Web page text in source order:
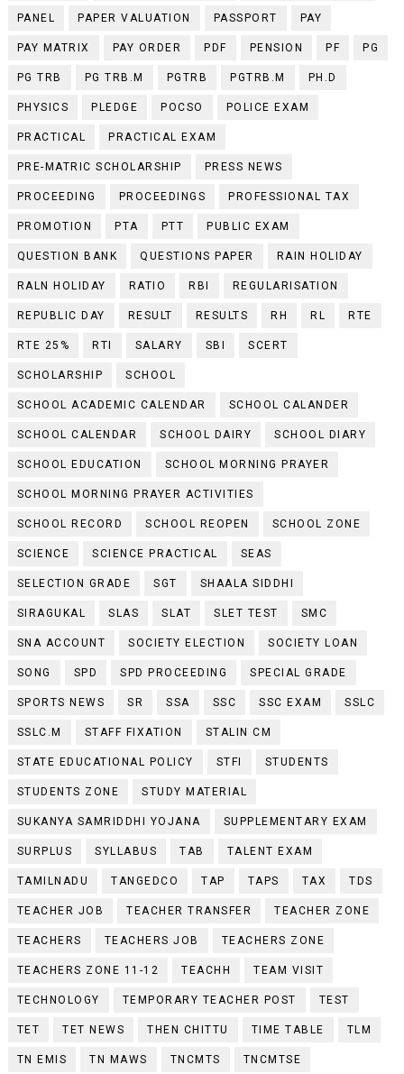
PANEL PAPER VALUATION PASSPORT PAY
PAY MATRIX PAY ORDER PDF PENSION PF PG
PG TRB PG TRB.M PGTRB PGTRB.M PH.D
PHYSICS PLEDGE POCSO POLICE EXAM
PRACTICAL PRACTICAL EXAM
PRE-MATRIC SCHOLARSHIP PRESS NEWS
PROCEEDING PROCEEDINGS PROFESSIONAL TAX
PROMOTION PTA PTT PUBLIC EXAM
QUESTION BANK QUESTIONS PAPER RAIN HOLIDAY
RALN HOLIDAY RATIO RBI REGULARISATION
REPUBLIC DAY RESULT RESULTS RH RL RTE
RTE 25% RTI SALARY SBI SCERT
SCHOLARSHIP SCHOOL
SCHOOL ACADEMIC CALENDAR SCHOOL CALANDER
SCHOOL CALENDAR SCHOOL DAIRY SCHOOL DIARY
SCHOOL EDUCATION SCHOOL MORNING PRAYER
SCHOOL MORNING PRAYER ACTIVITIES
SCHOOL RECORD SCHOOL REOPEN SCHOOL ZONE
SCIENCE SCIENCE PRACTICAL SEAS
SELECTION GRADE SGT SHAALA SIDDHI
SIRAGUKAL SLAS SLAT SLET TEST SMC
SNA ACCOUNT SOCIETY ELECTION SOCIETY LOAN
SONG SPD SPD PROCEEDING SPECIAL GRADE
SPORTS NEWS SR SSA SSC SSC EXAM SSLC
SSLC.M STAFF FIXATION STALIN CM
STATE EDUCATIONAL POLICY STFI STUDENTS
STUDENTS ZONE STUDY MATERIAL
SUKANYA SAMRIDDHI YOJANA SUPPLEMENTARY EXAM
SURPLUS SYLLABUS TAB TALENT EXAM
TAMILNADU TANGEDCO TAP TAPS TAX TDS
TEACHER JOB TEACHER TRANSFER TEACHER ZONE
TEACHERS TEACHERS JOB TEACHERS ZONE
TEACHERS ZONE 11-12 TEACHH TEAM VISIT
TECHNOLOGY TEMPORARY TEACHER POST TEST
TET TET NEWS THEN CHITTU TIME TABLE TLM
TN EMIS TN MAWS TNCMTS TNCMTSE